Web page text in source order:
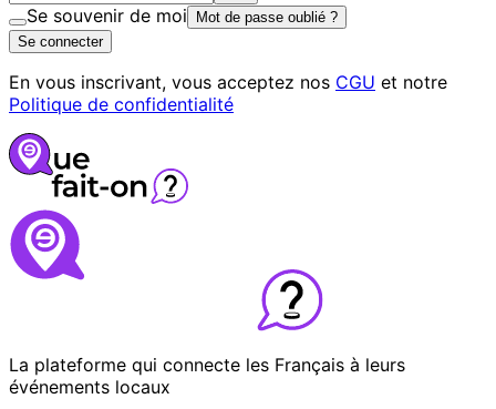
Se souvenir de moi
Mot de passe oublié ?
Se connecter
En vous inscrivant, vous acceptez nos CGU et notre
Politique de confidentialité
La plateforme qui connecte les Français à leurs
événements locaux